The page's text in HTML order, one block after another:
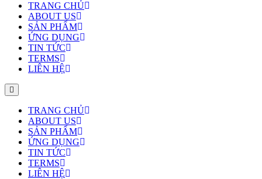
TRANG CHỦ
ABOUT US
SẢN PHẨM
ỨNG DỤNG
TIN TỨC
TERMS
LIÊN HỆ
TRANG CHỦ
ABOUT US
SẢN PHẨM
ỨNG DỤNG
TIN TỨC
TERMS
LIÊN HỆ